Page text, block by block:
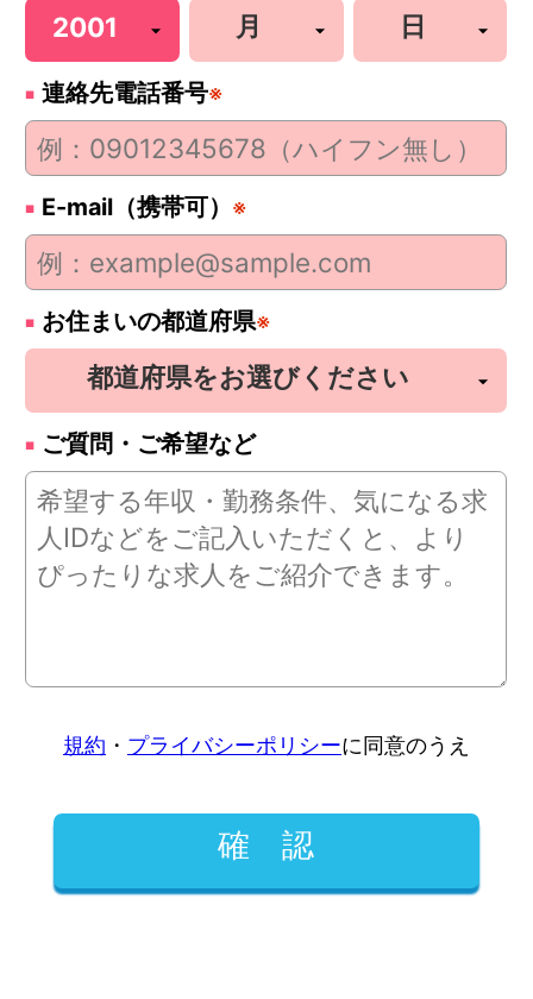
連絡先電話番号※
E-mail（携帯可） ※
お住まいの都道府県※
ご質問・ご希望など
規約 ・ プライバシーポリシーに同意のうえ